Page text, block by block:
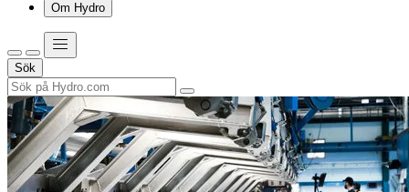
Om Hydro
Sök